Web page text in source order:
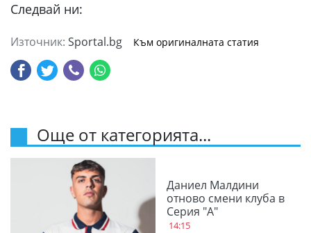
Следвай ни:
Източник: Sportal.bg Към оригиналната статия
Още от категорията...
Даниел Малдини
отново смени клуба в
Серия "А"
14:15